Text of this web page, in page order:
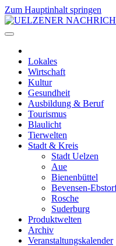
Zum Hauptinhalt springen
Lokales
Wirtschaft
Kultur
Gesundheit
Ausbildung & Beruf
Tourismus
Blaulicht
Tierwelten
Stadt & Kreis
Stadt Uelzen
Aue
Bienenbüttel
Bevensen-
Rosche
Suderburg
Produktwelten
Archiv
Veranstaltungskalender